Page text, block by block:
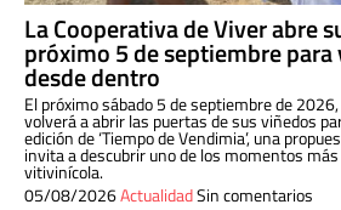
La Cooperativa de Viver abre
próximo 5 de septiembre
desde dentro
El próximo sábado 5 de septiembre de
volverá a abrir las puertas de sus viñedos
edición de ‘Tiempo de Vendimia’, una
invita a descubrir uno de los momentos
vitivinícola.
05/08/2026ActualidadSin comentarios